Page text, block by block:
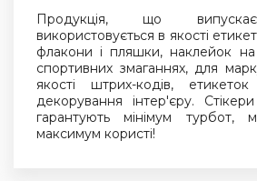
Продукція, що
використовується в якості
флакони і пляшки, наклейок
спортивних змаганнях, для
якості штрих-кодів,
декорування інтер'єру.
гарантують мінімум турбот,
максимум користі!